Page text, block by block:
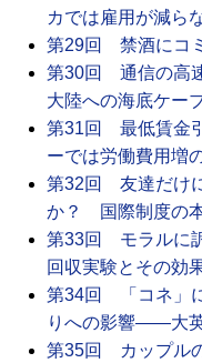
カでは雇用が減ら
第29回 禁酒にコ
第30回 通信の高
大陸への海底ケー
第31回 最低賃金
ーでは労働費用増
第32回 友達だけ
か？ 国際制度の
第33回 モラルに
回収実験とその効
第34回 「コネ」
りへの影響――大
第35回 カップル